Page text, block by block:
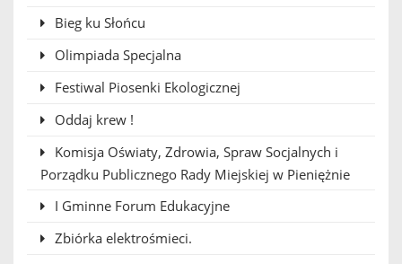
Bieg ku Słońcu
Olimpiada Specjalna
Festiwal Piosenki Ekologicznej
Oddaj krew !
Komisja Oświaty, Zdrowia, Spraw Socjalnych i
Porządku Publicznego Rady Miejskiej w Pieniężnie
I Gminne Forum Edukacyjne
Zbiórka elektrośmieci.